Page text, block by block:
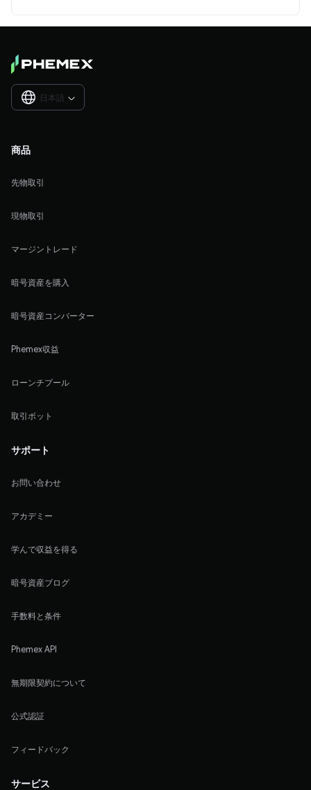
日本語 
商品
先物取引
現物取引
マージントレード
暗号資産を購入
暗号資産コンバーター
Phemex収益
ローンチプール
取引ボット
サポート
お問い合わせ
アカデミー
学んで収益を得る
暗号資産ブログ
手数料と条件
Phemex API
無期限契約について
公式認証
フィードバック
サービス